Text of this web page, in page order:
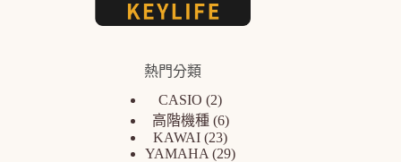
熱門分類
CASIO
2
高階機種 6
KAWAI 23
YAMAHA
29